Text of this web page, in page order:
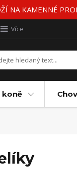
NA KAMENNÉ
Více